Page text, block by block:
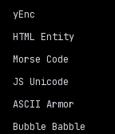
yEnc
HTML Entity
Morse Code
JS Unicode
ASCII Armor
Bubble Babble